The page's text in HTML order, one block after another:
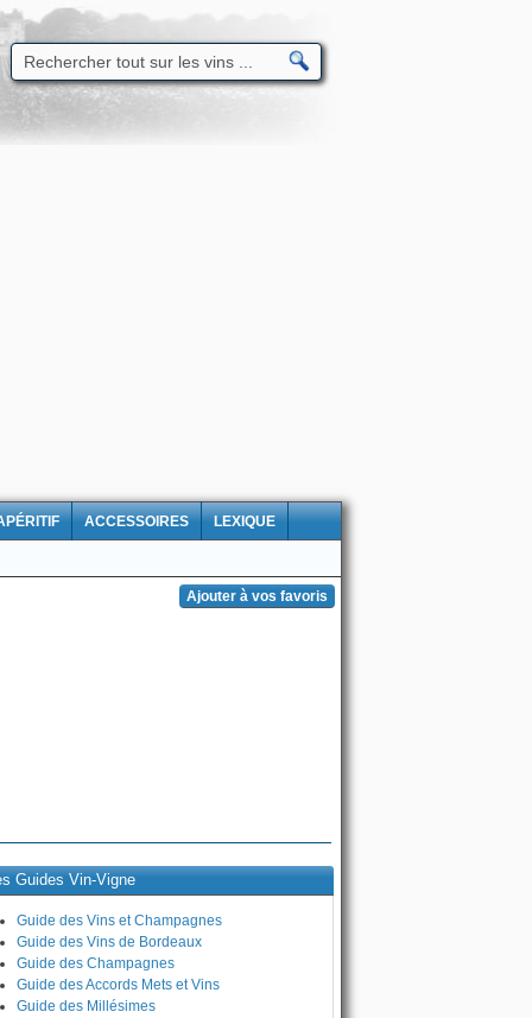
ACCESSOIRES LEXIQUE
Guides Vin-Vigne
Guide des Vins et Champagnes
Guide des Vins de Bordeaux
Guide des Champagnes
Guide des Accords Mets et Vins
Guide des Millésimes